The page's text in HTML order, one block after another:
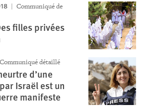
Communiqué de
filles privées
Communiqué détaillé
d’une
Israël est un
manifeste